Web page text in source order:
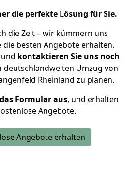
die perfekte Lösung für Sie.
die Zeit – wir kümmern uns
die besten Angebote erhalten.
kontaktieren Sie uns noch
deutschlandweiten Umzug von
Rheinland zu planen.
Formular aus, und erhalten
Angebote.
Angebote erhalten